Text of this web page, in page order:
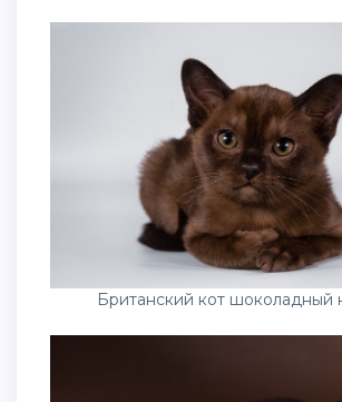
Британский кот шоколадный